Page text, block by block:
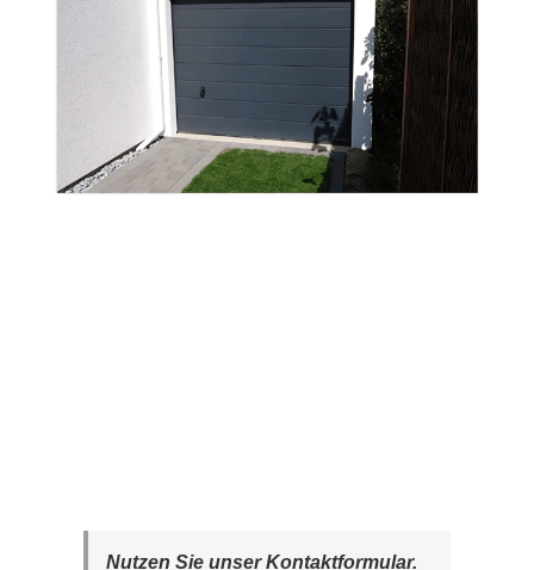
Nutzen Sie unser Kontaktformular.